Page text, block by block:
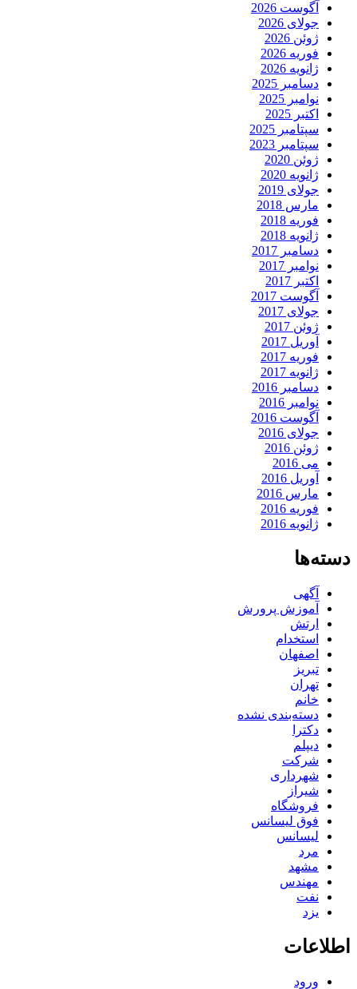
آگوست 2026
جولای 2026
ژوئن 2026
فوریه 2026
ژانویه 2026
دسامبر 2025
نوامبر 2025
اکتبر 2025
سپتامبر 2025
سپتامبر 2023
ژوئن 2020
ژانویه 2020
جولای 2019
مارس 2018
فوریه 2018
ژانویه 2018
دسامبر 2017
نوامبر 2017
اکتبر 2017
آگوست 2017
جولای 2017
ژوئن 2017
آوریل 2017
فوریه 2017
ژانویه 2017
دسامبر 2016
نوامبر 2016
آگوست 2016
جولای 2016
ژوئن 2016
می 2016
آوریل 2016
مارس 2016
فوریه 2016
ژانویه 2016
دسته‌ها
آگهی
آموزش پرورش
ارتش
استخدام
اصفهان
تبریز
تهران
خانم
دسته‌بندی نشده
دکترا
دیپلم
شرکت
شهرداری
شیراز
فروشگاه
فوق لیسانس
لیسانس
مرد
مشهد
مهندس
نفت
یزد
اطلاعات
ورود